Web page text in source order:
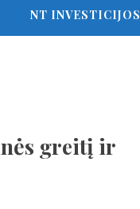
NT INVESTICIJOS
greitį ir